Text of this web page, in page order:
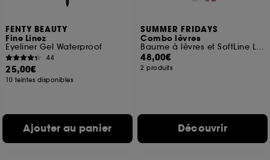
FENTY BEAUTY
Fine Linez
Eyeliner Gel Waterproof
44
25,00€
10 teintes disponibles
Ajouter au panier
SUMMER FRIDAYS
Combo lèvres
Baume à lèvres et SoftLine Lip Liner
48,00€
2 produits
Découvrir